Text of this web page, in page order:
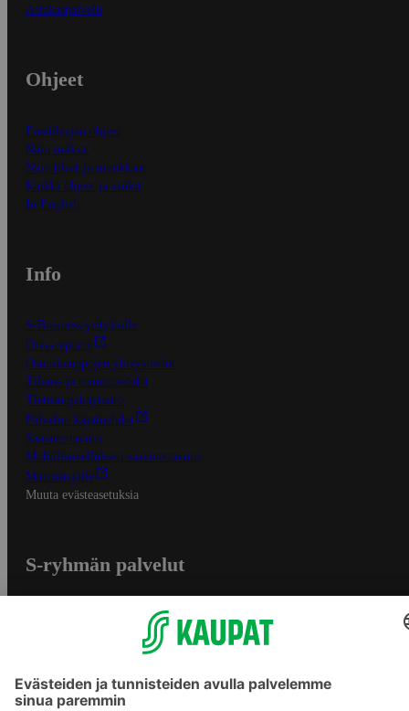
Asiakaspalvelu
Ohjeet
Ensitilaajan ohjeet
Näin maksat
Näin tilaat ja muokkaat
Kaikki ohjeet ja vinkit
In English
Info
S-Business yrityksille
Oiva-raportit
Osuuskauppojen yhteystiedot
Tilaus- ja toimitusehdot
Tietosuojakäytäntö
Palvelun käyttöehdot
Saavutettavuus
Mobiilisovelluksen saavutettavuus
Mainostajalle
Muuta evästeasetuksia
S-ryhmän palvelut
Yhteishyvä Ruoka -sovellus
S-ostoslista -sovellus
Prisma.fi